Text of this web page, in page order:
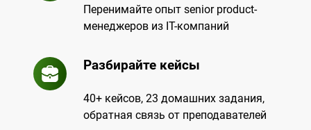
Перенимайте опыт senior product-
менеджеров из IT-компаний
Разбирайте кейсы
40+ кейсов, 23 домашних задания,
обратная связь от преподавателей